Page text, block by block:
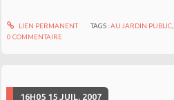
LIEN PERMANENT TAGS :AU JARDIN PUBLIC,
0 COMMENTAIRE
16H05 15 JUIL. 2007